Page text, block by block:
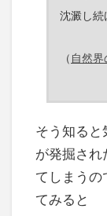
沈澱し続
（ 自然
そう知ると
が発掘され
てしまう
てみると